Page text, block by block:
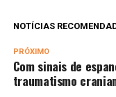
NOTÍCIAS
PRÓXIMO
Com sinais de
traumatismo